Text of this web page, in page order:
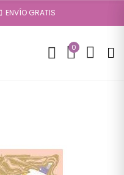
ENVÍO GRATIS
0